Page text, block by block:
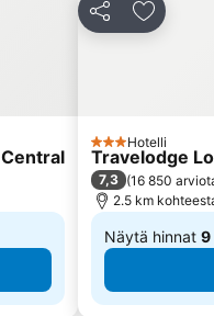
Jaa Lisää
3 Tähtiluokitus
Hotelli
Travelodge
7,3 (16 850
2.5 km
Näytä hinnat 9
Alkaen
55 €